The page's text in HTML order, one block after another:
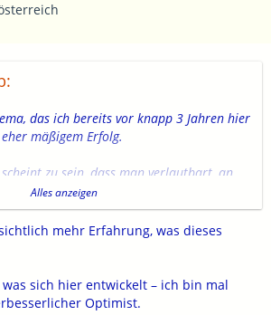
das ich bereits vor knapp 3 Jahren hier
mäßigem Erfolg.
zu sein, dass man verlautbart, an
zu sein und wer Lust und Laune hat,
entweder dort oder auf der Strecke.
zur Genüge und wenn es wegen
Kuchl ist.
bleibt man alleine und mit etwas Glück
dazu.
Alles anzeigen
mehr Erfahrung, was dieses
sich hier entwickelt – ich bin mal
Optimist.